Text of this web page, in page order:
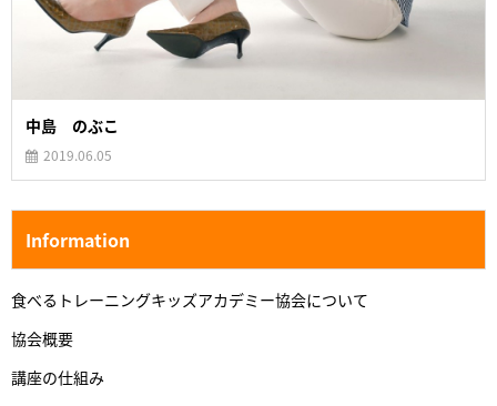
中島 のぶこ
2019.06.05
Information
食べるトレーニングキッズアカデミー協会について
協会概要
講座の仕組み